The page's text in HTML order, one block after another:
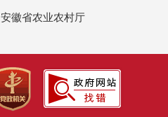
安徽省农业农村厅